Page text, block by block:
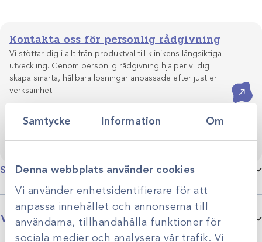
Samtycke Information Om
Denna webbplats använder cookies
Vi använder enhetsidentifierare för att
anpassa innehållet och annonserna till
användarna, tillhandahålla funktioner för
sociala medier och analysera vår trafik. Vi
Specifikationer
Produktgrupp
Varumärke
Veterinary Instrumentation (VI) är ett mycket välkänt företag som i
Kontakta oss för personlig rådgivning
Vi stöttar dig i allt från produktval till klinikens långsiktiga
utveckling. Genom personlig rådgivning hjälper vi dig
skapa smarta, hållbara lösningar anpassade efter just er
verksamhet.